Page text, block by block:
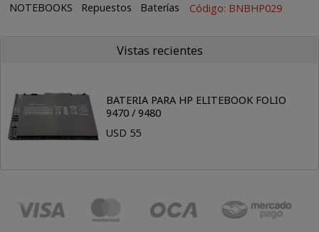
NOTEBOOKS Repuestos Baterías Código: BNBHP029
Vistas recientes
BATERIA PARA HP ELITEBOOK FOLIO
9470 / 9480
USD 55